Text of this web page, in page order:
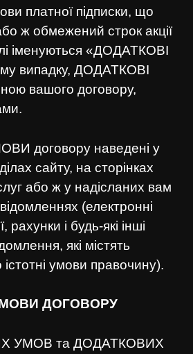
платної підписки, що
ж обмежений строк акції
іменуються «ДОДАТКОВІ
випадку, ДОДАТКОВІ
вашого договору,
договору наведені у
сайту, на сторінках
або ж у надісланих вам
(електронні
рахунки і будь-які інші
які містять
умови правочину).
ДОГОВОРУ
УМОВ та ДОДАТКОВИХ